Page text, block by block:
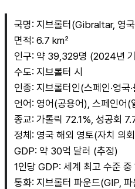
국명: 지브롤터(Gibraltar, 영
면적: 6.7 km²
인구: 약 39,329명 (2024년
수도: 지브롤터 시
인종: 지브롤터인(스페인·영국
언어: 영어(공용어), 스페인어
종교: 가톨릭 72.1%, 성공회
정체: 영국 해외 영토(자치 의
GDP: 약 30억 달러 (추정)
1인당 GDP: 세계 최고 수준 중
통화: 지브롤터 파운드(GIP,